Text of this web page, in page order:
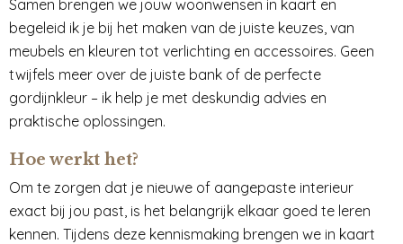
Samen brengen we jouw woonwensen in kaart en
begeleid ik je bij het maken van de juiste keuzes, van
meubels en kleuren tot verlichting en accessoires. Geen
twijfels meer over de juiste bank of de perfecte
gordijnkleur – ik help je met deskundig advies en
praktische oplossingen.
Hoe werkt het?
Om te zorgen dat je nieuwe of aangepaste interieur
exact bij jou past, is het belangrijk elkaar goed te leren
kennen. Tijdens deze kennismaking brengen we in kaart